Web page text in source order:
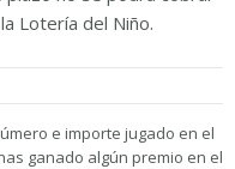
Lotería del Niño.
e importe jugado en el
ganado algún premio en el